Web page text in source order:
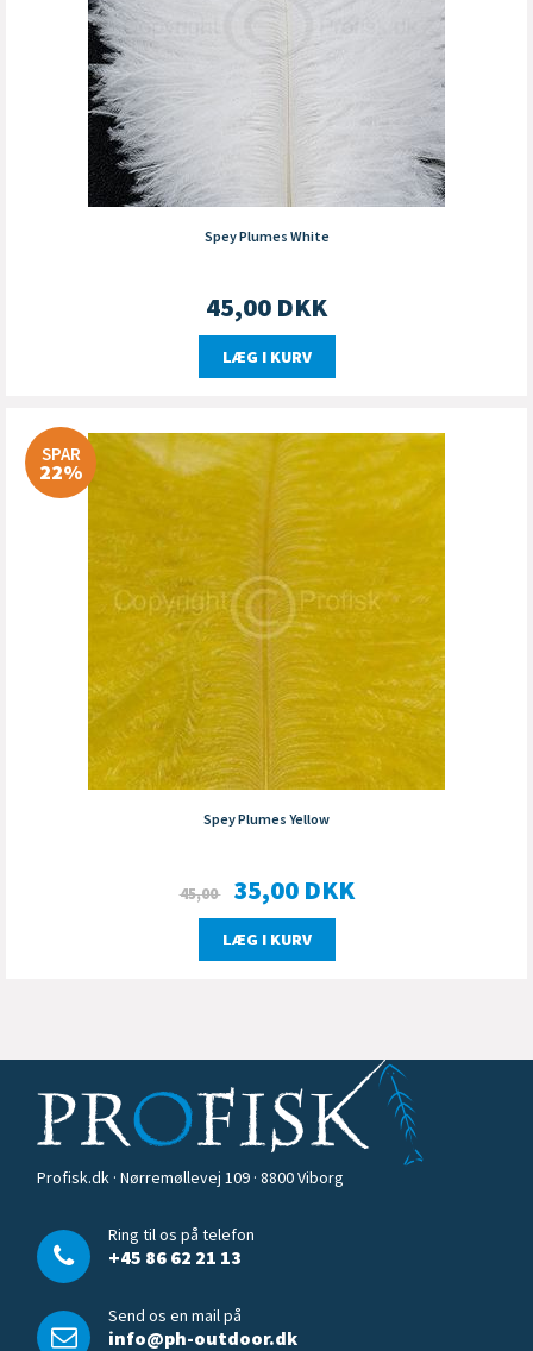
Spey Plumes White
45,00 DKK
LÆG I KURV
SPAR
22%
Spey Plumes Yellow
45,00 35,00 DKK
LÆG I KURV
Profisk.dk · Nørremøllevej 109 · 8800 Viborg
Ring til os på telefon
+45 86 62 21 13
Send os en mail på
info@ph-outdoor.dk